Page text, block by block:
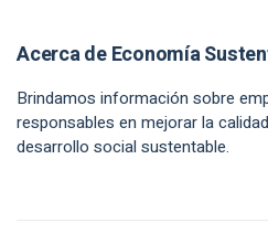
Acerca de Economía
Brindamos información sobre
responsables en mejorar la
desarrollo social sustentable.